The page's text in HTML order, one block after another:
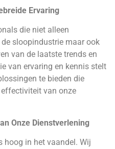
Ervaring
die niet alleen
sloopindustrie maar ook
van de laatste trends en
van ervaring en kennis stelt
te bieden die
van onze
Onze Dienstverlening
hoog in het vaandel. Wij